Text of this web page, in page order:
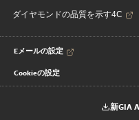
ダイヤモンドの品質を示す4C
Eメールの設定
Cookieの設定
新GIA